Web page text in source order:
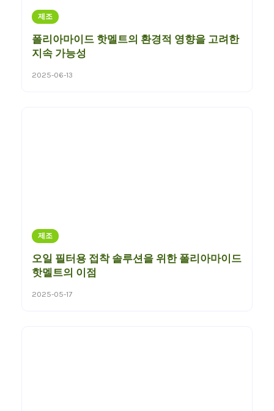
제조
폴리아마이드 핫멜트의 환경적 영향을 고려한
지속 가능성
2025-06-13
제조
오일 필터용 접착 솔루션을 위한 폴리아마이드
핫멜트의 이점
2025-05-17